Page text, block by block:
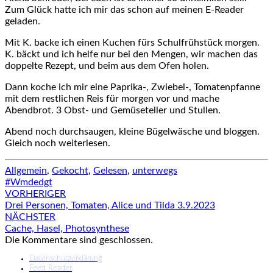
Zum Glück hatte ich mir das schon auf meinen E-Reader
geladen.
Mit K. backe ich einen Kuchen fürs Schulfrühstück morgen.
K. bäckt und ich helfe nur bei den Mengen, wir machen das
doppelte Rezept, und beim aus dem Ofen holen.
Dann koche ich mir eine Paprika-, Zwiebel-, Tomatenpfanne
mit dem restlichen Reis für morgen vor und mache
Abendbrot. 3 Obst- und Gemüseteller und Stullen.
Abend noch durchsaugen, kleine Bügelwäsche und bloggen.
Gleich noch weiterlesen.
Allgemein, Gekocht, Gelesen, unterwegs
#Wmdedgt
Beitragsnavigation
VORHERIGER
Drei Personen, Tomaten, Alice und Tilda 3.9.2023
NÄCHSTER
Cache, Hasel, Photosynthese
Die Kommentare sind geschlossen.
Datenschutzerklärung
Feed Reader